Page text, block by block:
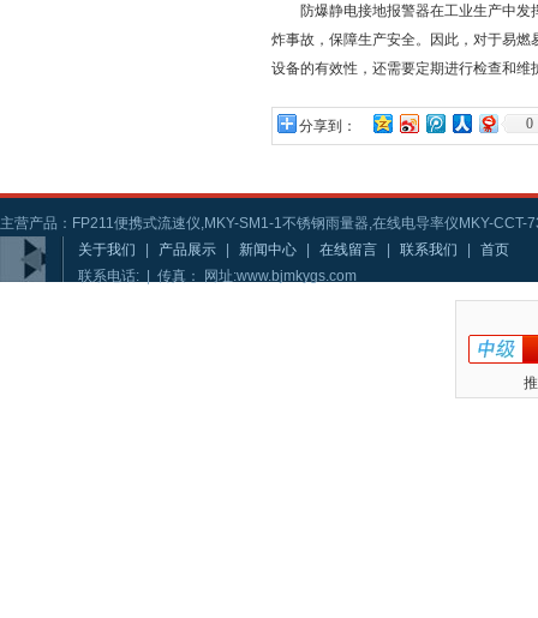
防爆静电接地报警器在工业生产中发
炸事故，保障生产安全。因此，对于易
设备的有效性，还需要定期进行检查和
分享到： 0
主营产品：FP211便携式流速仪,MKY-SM1-1不锈钢雨量器,在线电导率仪MKY-CCT-
关于我们
产品展示 新闻中心 在线留言 联系我们
首页
联系电话: | 传真： 网址:www.bjmkygs.com